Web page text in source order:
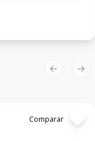
Comparar
Previous